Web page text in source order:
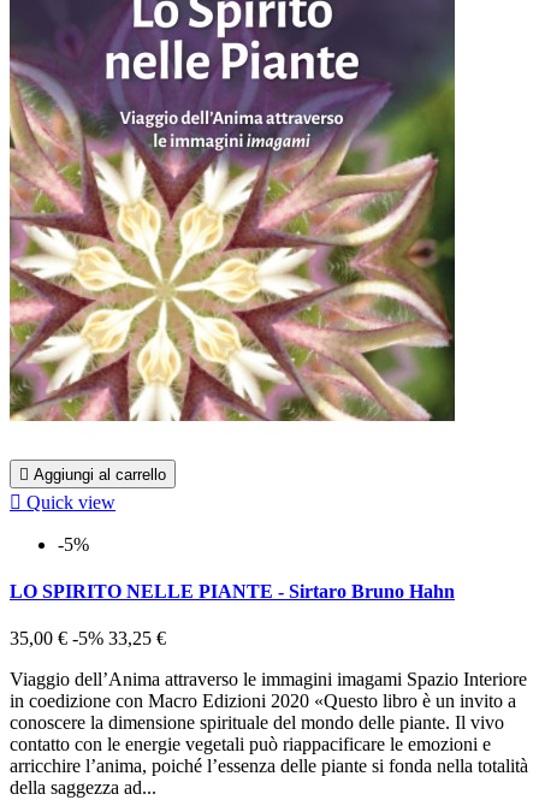
 Aggiungi al carrello
 Quick view
-5%
LO SPIRITO NELLE PIANTE - Sirtaro Bruno Hahn
35,00 € -5% 33,25 €
Viaggio dell’Anima attraverso le immagini imagami Spazio Interiore
in coedizione con Macro Edizioni 2020 «Questo libro è un invito a
conoscere la dimensione spirituale del mondo delle piante. Il vivo
contatto con le energie vegetali può riappacificare le emozioni e
arricchire l’anima, poiché l’essenza delle piante si fonda nella totalità
della saggezza ad...